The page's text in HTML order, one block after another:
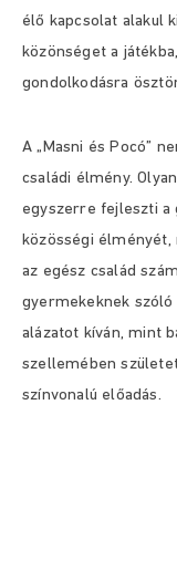
élő kapcsolat alakul
közönséget a
gondolkodásra
A „Masni és Pocó”
családi élmény.
egyszerre fejleszti a
közösségi
az egész család
gyermekeknek
alázatot kíván, mint
szellemében
színvonalú előadás.